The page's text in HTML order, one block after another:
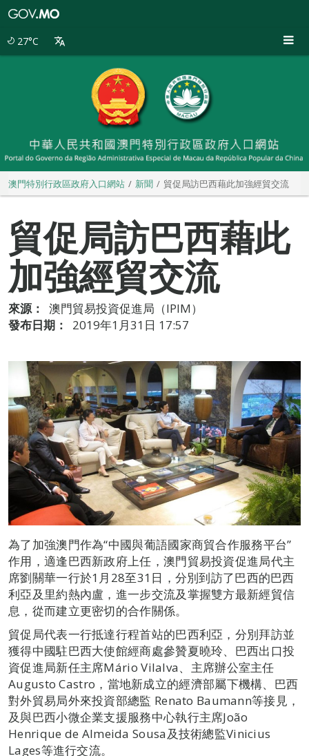
27°C
澳門特別行政區政府入口網站 新聞 貿促局訪巴西藉此加強經貿交流
貿促局訪巴西藉此
加強經貿交流
來源：
澳門貿易投資促進局（IPIM）
發布日期：
2019年1月31日 17:57
為了加強澳門作為“中國與葡語國家商貿合作服務平台”
作用，適逢巴西新政府上任，澳門貿易投資促進局代主
席劉關華一行於1月28至31日，分別到訪了巴西的巴西
利亞及里約熱內盧，進一步交流及掌握雙方最新經貿信
息，從而建立更密切的合作關係。
貿促局代表一行抵達行程首站的巴西利亞，分別拜訪並
獲得中國駐巴西大使館經商處參贊夏曉玲、巴西出口投
資促進局新任主席Mário Vilalva、主席辦公室主任
Augusto Castro，當地新成立的經濟部屬下機構、巴西
對外貿易局外來投資部總監 Renato Baumann等接見，
及與巴西小微企業支援服務中心執行主席João
Henrique de Almeida Sousa及技術總監Vinicius
Lages等進行交流。